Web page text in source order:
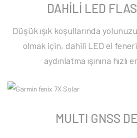
DAHİLİ LED
Düşük ışık koşullarında
olmak için, dahili LED el
aydınlatma ışınına hızlı
MULTI GNSS